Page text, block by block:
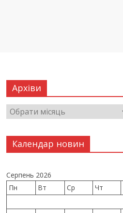
Архіви
Календар новин
Серпень 2026
Пн
Вт Ср Чт